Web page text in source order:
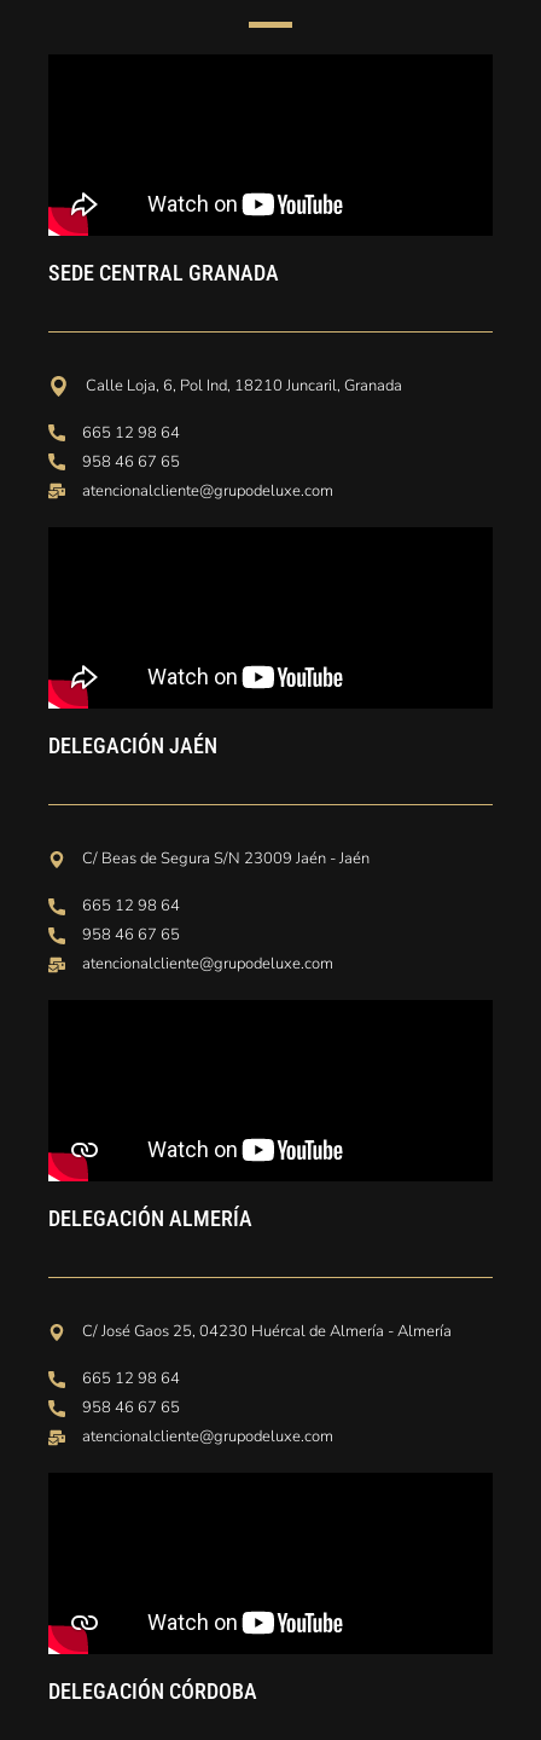
SEDE CENTRAL GRANADA
Calle Loja, 6, Pol Ind, 18210 Juncaril, Granada
665 12 98 64
958 46 67 65
atencionalcliente@grupodeluxe.com
DELEGACIÓN JAÉN
C/ Beas de Segura S/N 23009 Jaén - Jaén
665 12 98 64
958 46 67 65
atencionalcliente@grupodeluxe.com
DELEGACIÓN ALMERÍA
C/ José Gaos 25, 04230 Huércal de Almería - Almería
665 12 98 64
958 46 67 65
atencionalcliente@grupodeluxe.com
DELEGACIÓN CÓRDOBA